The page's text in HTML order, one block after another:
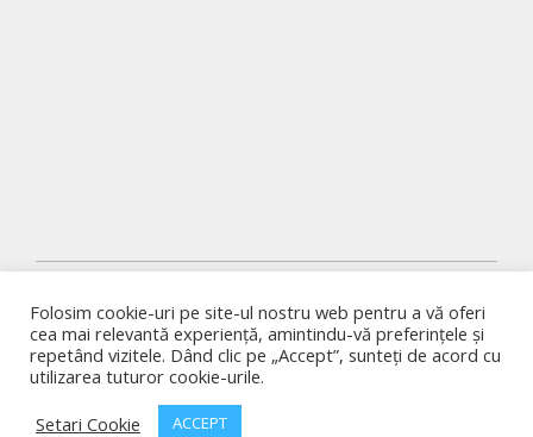
©ART DECO & MORE SRL
POLITICA DE CONFIDENTIALITATE|TERMENI
SI CONDITII
Folosim cookie-uri pe site-ul nostru web pentru a vă oferi
cea mai relevantă experiență, amintindu-vă preferințele și
repetând vizitele. Dând clic pe „Accept”, sunteți de acord cu
utilizarea tuturor cookie-urile.
Setari Cookie
ACCEPT